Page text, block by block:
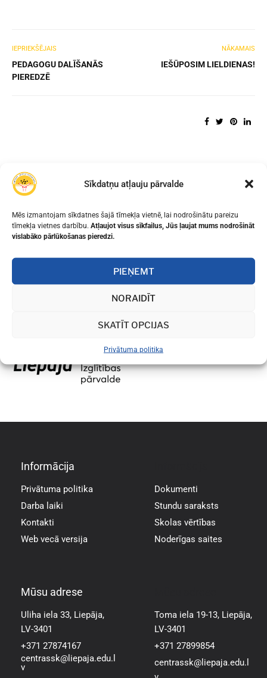
Sīkdatņu atļauju pārvalde
Mēs izmantojam sīkdatnes šajā tīmekļa vietnē, lai nodrošinātu pareizu
tīmekļa vietnes darbību. Atļaujot visus sīkfailus, Jūs ļaujat mums nodrošināt
vislabāko pārlūkošanas pieredzi.
PIEŅEMT
NORAIDĪT
SKATĪT OPCIJAS
Privātuma politika
IEPRIEKŠĒJAIS
PEDAGOGU DALĪŠANĀS
PIEREDZĒ
NĀKAMAIS
IEŠŪPOSIM LIELDIENAS!
Informācija
Privātuma politika
Darba laiki
Kontakti
Web vecā versija
Dokumenti
Stundu saraksts
Skolas vērtības
Noderīgas saites
Mūsu adrese
Uliha iela 33, Liepāja,
LV-3401
+371 27874167
centrassk@liepaja.edu.l
v
Toma iela 19-13, Liepāja,
LV-3401
+371 27899854
centrassk@liepaja.edu.l